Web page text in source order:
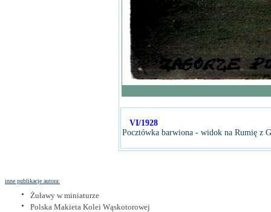
VI/1928
Pocztówka barwiona - widok na Rumię z
inne publikacje autora:
Żuławy w miniaturze
Polska Makieta Kolei Wąskotorowej